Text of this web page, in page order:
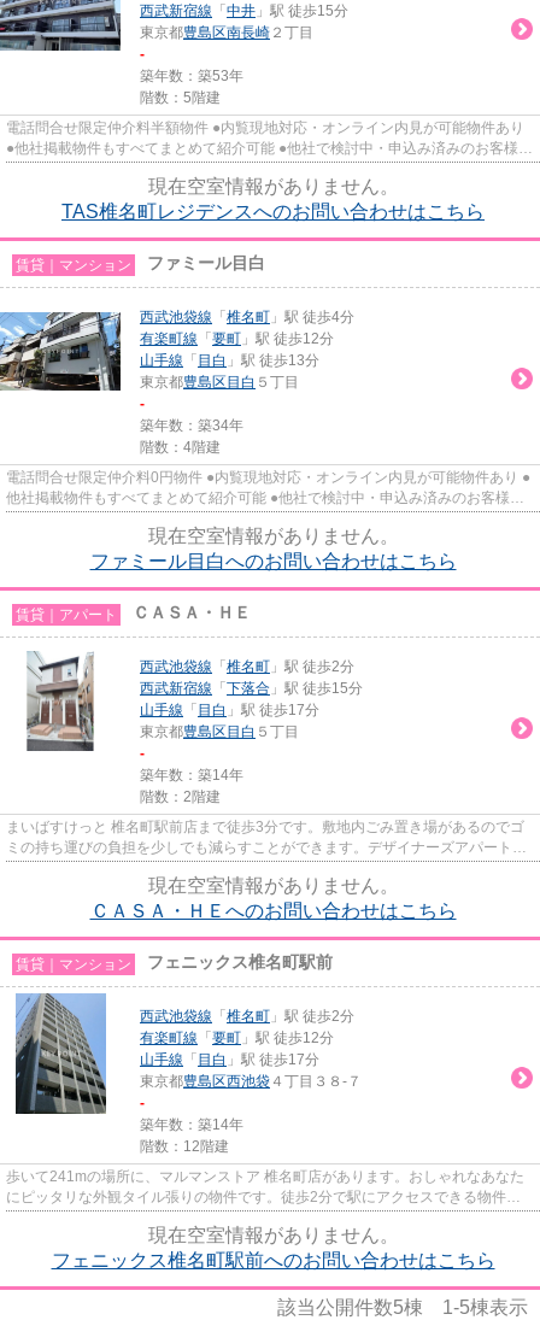
西武新宿線 「 中井 」駅 徒歩15分
東京都豊島区南長崎 ２丁目
-
築年数：築53年
階数：5階建
電話問合せ限定仲介料半額物件 ●内覧現地対応・オンライン内見が可能物件あり
●他社掲載物件もすべてまとめて紹介可能 ●他社で検討中・申込み済みのお客様、
現在空室情報がありません。
TAS椎名町レジデンスへのお問い合わせはこちら
賃貸｜マンション ファミール目白
西武池袋線 「 椎名町 」駅 徒歩4分
有楽町線 「 要町 」駅 徒歩12分
山手線 「 目白 」駅 徒歩13分
東京都豊島区 目白 ５丁目
-
築年数：築34年
階数：4階建
電話問合せ限定仲介料0円物件 ●内覧現地対応・オンライン内見が可能物件あり ●
他社掲載物件もすべてまとめて紹介可能 ●他社で検討中・申込み済みのお客様、
現在空室情報がありません。
ファミール目白へのお問い合わせはこちら
賃貸｜アパート ＣＡＳＡ・ＨＥ
西武池袋線 「 椎名町 」駅 徒歩2分
西武新宿線 「 下落合 」駅 徒歩15分
山手線 「 目白 」駅 徒歩17分
東京都豊島区 目白 ５丁目
-
築年数：築14年
階数：2階建
まいばすけっと 椎名町駅前店まで徒歩3分です。敷地内ごみ置き場があるのでゴ
ミの持ち運びの負担を少しでも減らすことができます。デザイナーズアパートは
現在空室情報がありません。
ＣＡＳＡ・ＨＥへのお問い合わせはこちら
賃貸｜マンション フェニックス椎名町駅前
西武池袋線 「 椎名町 」駅 徒歩2分
有楽町線 「 要町 」駅 徒歩12分
山手線 「 目白 」駅 徒歩17分
東京都豊島区西池袋 ４丁目３８-７
-
築年数：築14年
階数：12階建
歩いて241mの場所に、マルマンストア 椎名町店があります。おしゃれなあなた
にピッタリな外観タイル張りの物件です。徒歩2分で駅にアクセスできる物件で
現在空室情報がありません。
フェニックス椎名町駅前へのお問い合わせはこちら
該当公開件数5棟 1-5棟表示